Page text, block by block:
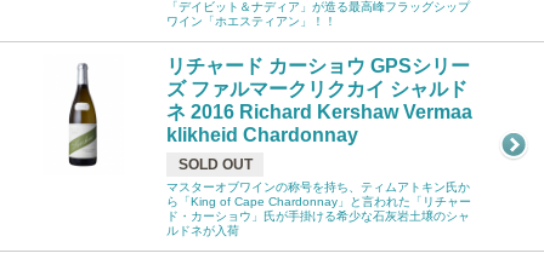
「デイビット＆ナディア」が造る最高峰フラッグシップ
ワイン「ホエスティアン」！！
リチャード カーショウ GPSシリー
ズ ファルマークリクカイ シャルド
ネ 2016 Richard Kershaw Vermaa
klikheid Chardonnay
SOLD OUT
マスターオブワインの称号を持ち、ティムアトキン氏か
ら「King of Cape Chardonnay」と言われた「リチャー
ド・カーショウ」氏が手掛ける希少な石灰岩土壌のシャ
ルドネが入荷